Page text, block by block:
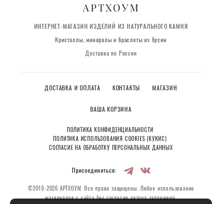
АРТХОУМ
ИНТЕРНЕТ-МАГАЗИН ИЗДЕЛИЙ ИЗ НАТУРАЛЬНОГО КАМНЯ
Кристаллы, минералы и браслеты из бусин
Доставка по России
ДОСТАВКА И ОПЛАТА КОНТАКТЫ МАГАЗИН
ВАША КОРЗИНА
ПОЛИТИКА КОНФИДЕНЦИАЛЬНОСТИ
ПОЛИТИКА ИСПОЛЬЗОВАНИЯ COOKIES (КУКИС)
СОГЛАСИЕ НА ОБРАБОТКУ ПЕРСОНАЛЬНЫХ ДАННЫХ
Присоединиться:
©2019-2026 АРТХОУМ. Все права защищены. Любое использование
материалов с сайта без согласия автора запрещено.